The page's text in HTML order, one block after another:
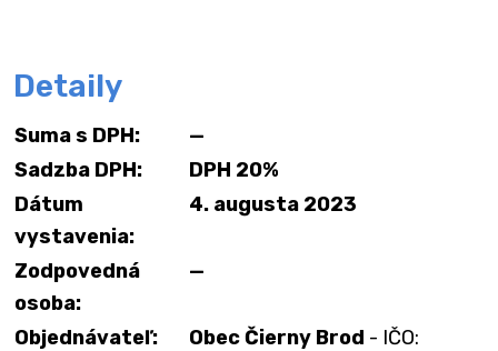
Detaily
Suma s DPH:
—
Sadzba DPH:
DPH 20%
Dátum
vystavenia:
4. augusta 2023
Zodpovedná
osoba:
—
Objednávateľ: Obec Čierny Brod - IČO: